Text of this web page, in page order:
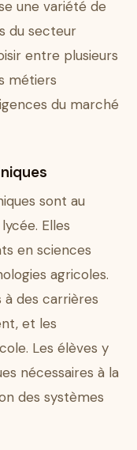
une variété de
du secteur
entre plusieurs
métiers
du marché
sont au
Elles
en sciences
agricoles.
des carrières
et les
Les élèves y
nécessaires à la
des systèmes